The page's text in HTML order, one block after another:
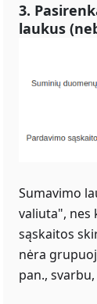
3.
laukus
Sumavimo
valiuta", nes
sąskaitos
nėra
pan.,